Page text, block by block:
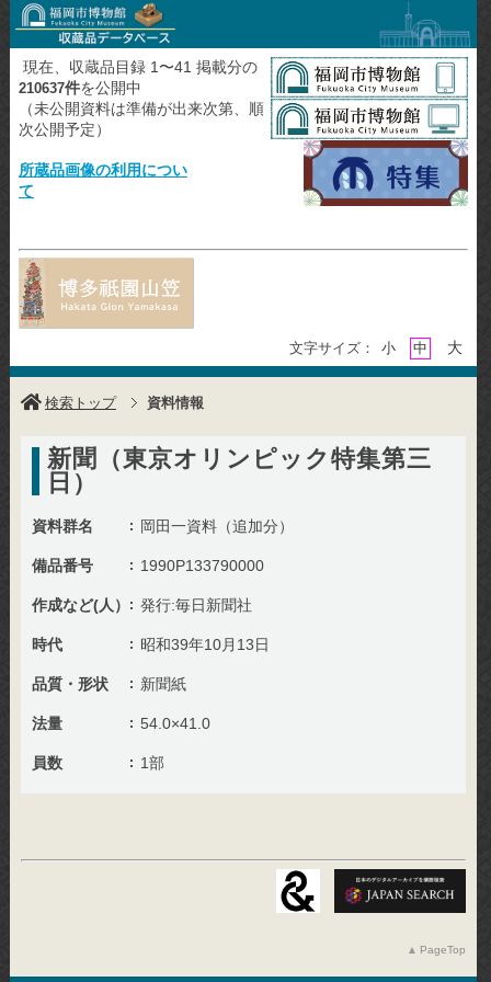
現在、収蔵品目録 1〜41 掲載分の
210637件を公開中
（未公開資料は準備が出来次第、順
次公開予定）
所蔵品画像の利用につい
て
文字サイズ： 小 中 大
検索トップ 資料情報
新聞（東京オリンピック特集第三
日）
資料群名 岡田一資料（追加分）
備品番号 1990P133790000
作成など(人） 発行:毎日新聞社
時代 昭和39年10月13日
品質・形状 新聞紙
法量 54.0×41.0
員数 1部
PageTop